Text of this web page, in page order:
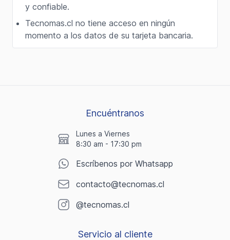
y confiable.
Tecnomas.cl no tiene acceso en ningún
momento a los datos de su tarjeta bancaria.
Encuéntranos
Lunes a Viernes
8:30 am - 17:30 pm
Escríbenos por Whatsapp
contacto@tecnomas.cl
@tecnomas.cl
Servicio al cliente